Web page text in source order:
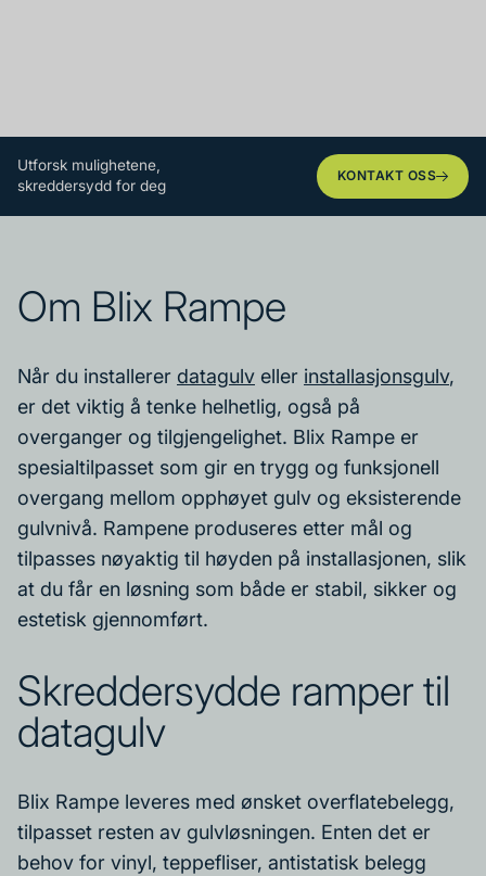
Utforsk mulighetene,
skreddersydd for deg
KONTAKT OSS
Om Blix Rampe
Når du installerer datagulv eller installasjonsgulv,
er det viktig å tenke helhetlig, også på
overganger og tilgjengelighet. Blix Rampe er
spesialtilpasset som gir en trygg og funksjonell
overgang mellom opphøyet gulv og eksisterende
gulvnivå. Rampene produseres etter mål og
tilpasses nøyaktig til høyden på installasjonen, slik
at du får en løsning som både er stabil, sikker og
estetisk gjennomført.
Skreddersydde ramper til
datagulv
Blix Rampe leveres med ønsket overflatebelegg,
tilpasset resten av gulvløsningen. Enten det er
behov for vinyl, teppefliser, antistatisk belegg